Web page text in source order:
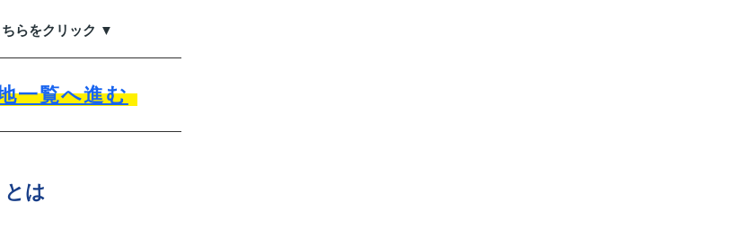
らをクリック ▼
一覧へ進む
は